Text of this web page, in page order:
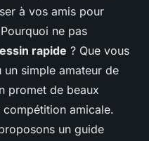
à vos amis pour
ne pas
rapide ? Que vous
simple amateur de
promet de beaux
amicale.
un guide